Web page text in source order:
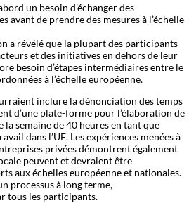
un besoin d’échanger des
avant de prendre des mesures à l’échelle
a révélé que la plupart des participants
et des initiatives en dehors de leur
besoin d’étapes intermédiaires entre le
à l’échelle européenne.
inclure la dénonciation des temps
d’une plate-forme pour l’élaboration de
la semaine de 40 heures en tant que
dans l’UE. Les expériences menées à
privées démontrent également
peuvent et devraient être
aux échelles européenne et nationales.
processus à long terme,
tous les participants.